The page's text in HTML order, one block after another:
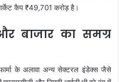
कैप ₹49,701 करोड़ है।
बाजार का समग्र
के अलावा अन्य सेक्टरल इंडेक्स जैसे